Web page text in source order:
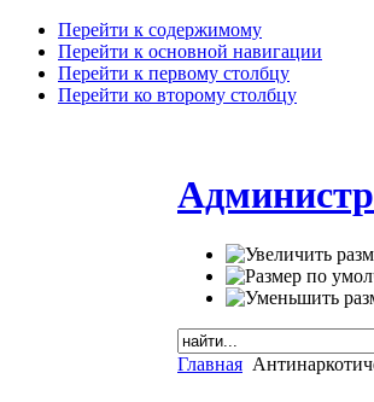
Перейти к содержимому
Перейти к основной навигации
Перейти к первому столбцу
Перейти ко второму столбцу
Главная